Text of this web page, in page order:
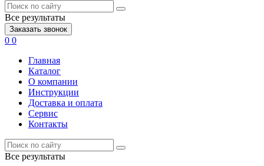
Все результаты
Заказать звонок
0 0
Главная
Каталог
О компании
Инструкции
Доставка и оплата
Сервис
Контакты
Все результаты